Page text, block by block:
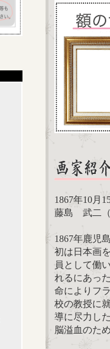
1867年10月
藤島 武二
1867年鹿児
初は日本画
員として働
れるにあっ
命によりフ
校の教授に
導に尽力し
脳溢血のた